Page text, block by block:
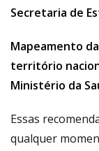
Secretaria de
Mapeamento
território
Ministério da
Essas
qualquer